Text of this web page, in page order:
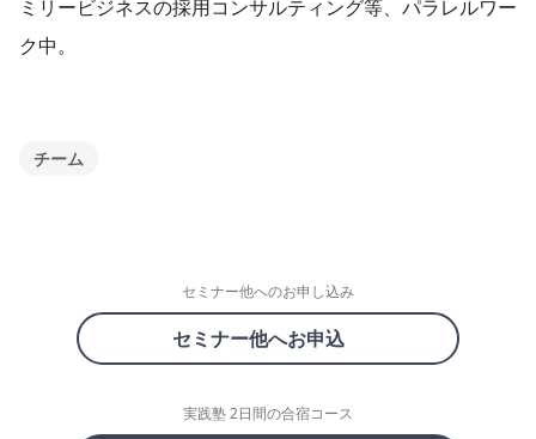
ミリービジネスの採用コンサルティング等、パラレルワー
ク中。
チーム
セミナー他へのお申し込み
セミナー他へお申込
実践塾 2日間の合宿コース